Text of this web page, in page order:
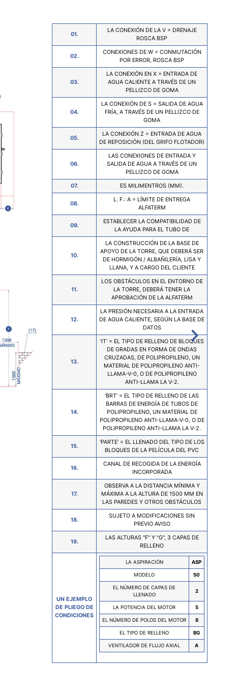
01.
LA CONEXIÓN DE LA V = DRENAJE
ROSCA BSP
02.
CONEXIONES DE W = CONMUTACIÓN
POR ERROR, ROSCA BSP
03.
LA CONEXIÓN EN X = ENTRADA DE
AGUA CALIENTE A TRAVÉS DE UN
PELLIZCO DE GOMA
04.
LA CONEXIÓN DE S = SALIDA DE AGUA
FRÍA, A TRAVÉS DE UN PELLIZCO DE
GOMA
05.
LA CONEXIÓN Z = ENTRADA DE AGUA
DE REPOSICIÓN (DEL GRIFO FLOTADOR)
06.
LAS CONEXIONES DE ENTRADA Y
SALIDA DE AGUA A TRAVÉS DE UN
PELLIZCO DE GOMA
07. ES MILIMENTROS (MM).
08.
L. F.: A = LÍMITE DE ENTREGA
ALFATERM
09.
ESTABLECER LA COMPATIBILIDAD DE
LA AYUDA PARA EL TUBO DE
10.
LA CONSTRUCCIÓN DE LA BASE DE
APOYO DE LA TORRE, QUE DEBERÁ SER
DE HORMIGÓN / ALBAÑILERÍA, LISA Y
LLANA, Y A CARGO DEL CLIENTE
11.
LOS OBSTÁCULOS EN EL ENTORNO DE
LA TORRE, DEBERÁ TENER LA
APROBACIÓN DE LA ALFATERM
12.
LA PRESIÓN NECESARIA A LA ENTRADA
DE AGUA CALIENTE, SEGÚN LA BASE DE
DATOS
13.
'IT' = EL TIPO DE RELLENO DE BLOQUES
DE GRADAS EN FORMA DE ONDAS
CRUZADAS, DE POLIPROPILENO, UN
MATERIAL DE POLIPROPILENO ANTI-
LLAMA-V-0, O DE POLIPROPILENO
ANTI-LLAMA LA V-2.
14.
'BRT' = EL TIPO DE RELLENO DE LAS
BARRAS DE ENERGÍA DE TUBOS DE
POLIPROPILENO, UN MATERIAL DE
POLIPROPILENO ANTI-LLAMA-V-0, O DE
POLIPROPILENO ANTI-LLAMA LA V-2.
15.
'PARTE' = EL LLENADO DEL TIPO DE LOS
BLOQUES DE LA PELÍCULA DEL PVC
16.
CANAL DE RECOGIDA DE LA ENERGÍA
INCORPORADA
17.
OBSERVA A LA DISTANCIA MÍNIMA Y
MÁXIMA A LA ALTURA DE 1500 MM EN
LAS PAREDES Y OTROS OBSTÁCULOS
18.
SUJETO A MODIFICACIONES SIN
PREVIO AVISO
19.
LAS ALTURAS "F" Y "G", 3 CAPAS DE
RELLENO
UN EJEMPLO
DE PLIEGO DE
CONDICIONES
LA ASPIRACIÓN ASP
MODELO 50
EL NÚMERO DE CAPAS DE
LLENADO
2
LA POTENCIA DEL MOTOR 5
EL NÚMERO DE POLOS DEL MOTOR 8
EL TIPO DE RELLENO BG
VENTILADOR DE FLUJO AXIAL A